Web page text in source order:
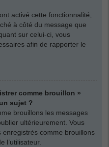
activé cette fonctionnalité,
à côté du message que
sur celui-ci, vous
afin de rapporter le
comme brouillon »
sujet ?
brouillons les messages
ultérieurement. Vous
comme brouillons
l’utilisateur.